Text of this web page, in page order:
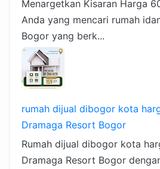
Menargetkan Kisaran Harga
Anda yang mencari rumah
Bogor yang berk...
rumah dijual dibogor kota
Dramaga Resort Bogor
Rumah dijual dibogor kota
Dramaga Resort Bogor